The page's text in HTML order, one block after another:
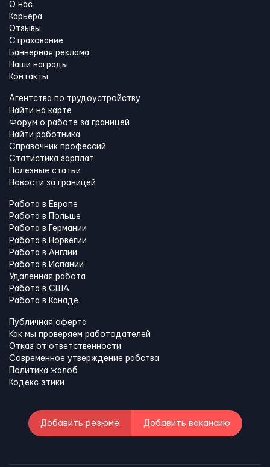
О нас
Карьера
Отзывы
Страхование
Баннерная реклама
Наши награды
Контакты
Агентства по трудоустройству
Найти на карте
Форум о работе за границей
Найти работника
Справочник профессий
Статистика зарплат
Полезные статьи
Новости за границей
Работа в Европе
Работа в Польше
Работа в Германии
Работа в Норвегии
Работа в Англии
Работа в Испании
Удаленная работа
Работа в США
Работа в Канадe
Публичная оферта
Как мы проверяем работодателей
Отказ от ответственности
Современное утверждение рабства
Политика жалоб
Кодекс этики
Добавить резюме Добавить вакансию